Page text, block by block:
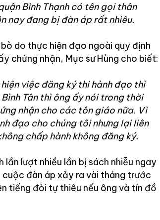
Bình Thạnh có tên gọi thân
nay đang bị đàn áp rất nhìêu.
do thực hiện đạo ngoài quy định
chứng nhận, Mục sư Hùng cho biết:
việc đăng ký thi hành đạo thì
Tân thì ông ấy nói trong thời
nhận cho các tôn giáo nữa. Vì
đạo cho chúng tôi nhưng lại liên
chấp hành không đăng ký.
lần lượt nhiều lần bị sách nhiễu ngay
đàn áp xảy ra vài tháng trước
tiếng đòi tự thiêu nếu ông và tín đồ